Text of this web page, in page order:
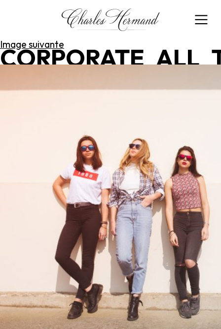
Image précédente
Image suivante